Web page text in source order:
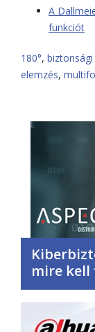
A
funkciót
180°,
elemzés,
mire kell